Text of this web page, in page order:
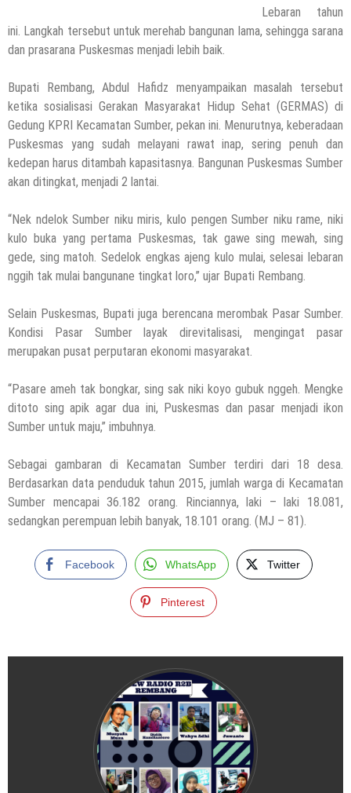
Lebaran tahun
ini. Langkah tersebut untuk merehab bangunan lama, sehingga sarana
dan prasarana Puskesmas menjadi lebih baik.
Bupati Rembang, Abdul Hafidz menyampaikan masalah tersebut
ketika sosialisasi Gerakan Masyarakat Hidup Sehat (GERMAS) di
Gedung KPRI Kecamatan Sumber, pekan ini. Menurutnya, keberadaan
Puskesmas yang sudah melayani rawat inap, sering penuh dan
kedepan harus ditambah kapasitasnya. Bangunan Puskesmas Sumber
akan ditingkat, menjadi 2 lantai.
“Nek ndelok Sumber niku miris, kulo pengen Sumber niku rame, niki
kulo buka yang pertama Puskesmas, tak gawe sing mewah, sing
gede, sing matoh. Sedelok engkas ajeng kulo mulai, selesai lebaran
nggih tak mulai bangunane tingkat loro,” ujar Bupati Rembang.
Selain Puskesmas, Bupati juga berencana merombak Pasar Sumber.
Kondisi Pasar Sumber layak direvitalisasi, mengingat pasar
merupakan pusat perputaran ekonomi masyarakat.
“Pasare ameh tak bongkar, sing sak niki koyo gubuk nggeh. Mengke
ditoto sing apik agar dua ini, Puskesmas dan pasar menjadi ikon
Sumber untuk maju,” imbuhnya.
Sebagai gambaran di Kecamatan Sumber terdiri dari 18 desa.
Berdasarkan data penduduk tahun 2015, jumlah warga di Kecamatan
Sumber mencapai 36.182 orang. Rinciannya, laki – laki 18.081,
sedangkan perempuan lebih banyak, 18.101 orang. (MJ – 81).
Facebook WhatsApp Twitter
Pinterest